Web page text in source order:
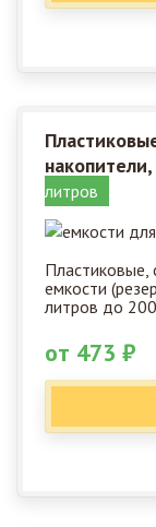
литров
Пластиковые,
емкости
литров до
от 473 ₽